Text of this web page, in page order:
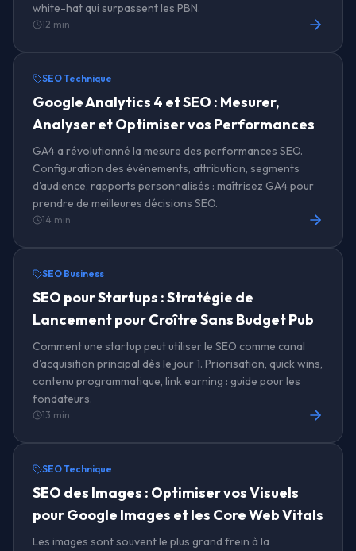
white-hat qui surpassent les PBN.
12 min
SEO Technique
Google Analytics 4 et SEO : Mesurer,
Analyser et Optimiser vos Performances
GA4 a révolutionné la mesure des performances SEO.
Configuration des événements, attribution, segments
d'audience, rapports personnalisés : maîtrisez GA4 pour
prendre de meilleures décisions SEO.
14 min
SEO Business
SEO pour Startups : Stratégie de
Lancement pour Croître Sans Budget Pub
Comment une startup peut utiliser le SEO comme canal
d'acquisition principal dès le jour 1. Priorisation, quick wins,
contenu programmatique, link earning : guide pour les
fondateurs.
13 min
SEO Technique
SEO des Images : Optimiser vos Visuels
pour Google Images et les Core Web Vitals
Les images sont souvent le plus grand frein à la